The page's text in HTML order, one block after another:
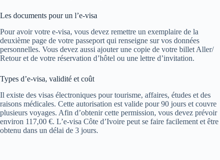
Les documents pour un l’e-visa
Pour avoir votre e-visa, vous devez remettre un exemplaire de la
deuxième page de votre passeport qui renseigne sur vos données
personnelles. Vous devez aussi ajouter une copie de votre billet Aller/
Retour et de votre réservation d’hôtel ou une lettre d’invitation.
Types d’e-visa, validité et coût
Il existe des visas électroniques pour tourisme, affaires, études et des
raisons médicales. Cette autorisation est valide pour 90 jours et couvre
plusieurs voyages. Afin d’obtenir cette permission, vous devez prévoir
environ 117,00 €. L’e-visa Côte d’Ivoire peut se faire facilement et être
obtenu dans un délai de 3 jours.